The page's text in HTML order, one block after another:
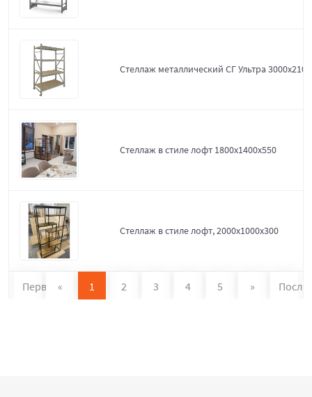
Стеллаж металлический СГ Ультра
Стеллаж в стиле лофт 1800х1400х550
Стеллаж в стиле лофт, 2000х1000х300
Первая « 1 2 3 4 5 »